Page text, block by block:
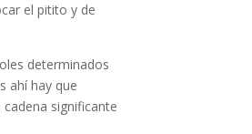
el pitito y de
determinados
ahí hay que
cadena significante